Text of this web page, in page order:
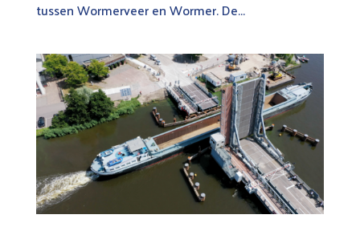
tussen Wormerveer en Wormer. De...